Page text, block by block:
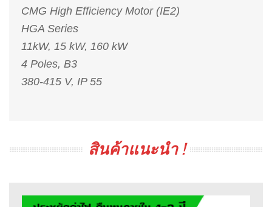
CMG High Efficiency Motor (IE2)
HGA Series
11kW, 15 kW, 160 kW
4 Poles, B3
380-415 V, IP 55
สินค้าแนะนำ !